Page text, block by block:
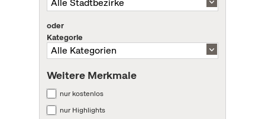
oder
Kategorie
Weitere Merkmale
nur kostenlos
nur Highlights